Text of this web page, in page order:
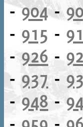
-904-
- 915 -
-926 -
- 937-
-948-